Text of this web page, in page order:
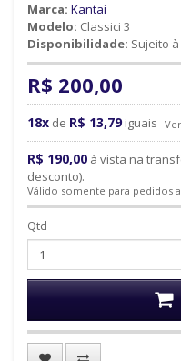
Marca: Kantai
Modelo: Classici 3
Disponibilidade: Sujeito
R$ 200,00
18x de R$ 13,79 iguais
R$ 190,00 à vista na
desconto).
Válido somente para pedidos
Qtd